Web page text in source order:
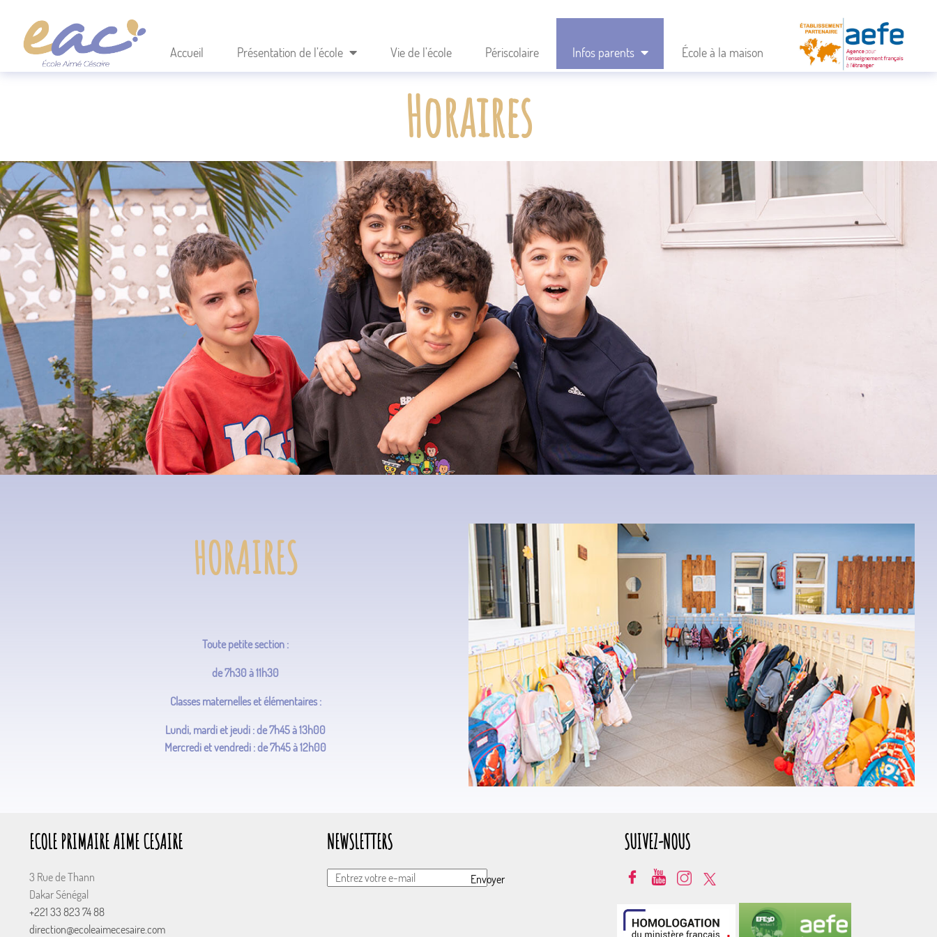
Accueil Présentation de l’école Vie de l’école Périscolaire Infos parents École à la maison
Horaires
HORAIRES
Toute petite section :
de 7h30 à 11h30
Classes maternelles et élémentaires :
Lundi, mardi et jeudi : de 7h45 à 13h00
Mercredi et vendredi : de 7h45 à 12h00
ECOLE PRIMAIRE AIME CESAIRE
3 Rue de Thann
Dakar Sénégal
+221 33 823 74 88
direction@ecoleaimecesaire.com
NEWSLETTERS
Envoyer
SUIVEZ-NOUS